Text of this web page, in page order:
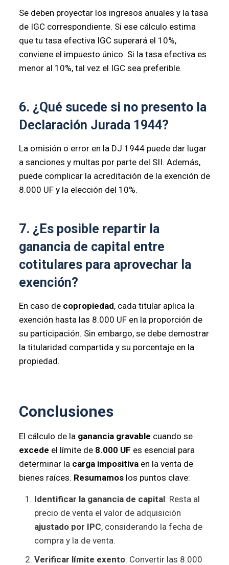
Se deben proyectar los ingresos anuales y la tasa
de IGC correspondiente. Si ese cálculo estima
que tu tasa efectiva IGC superará el 10%,
conviene el impuesto único. Si la tasa efectiva es
menor al 10%, tal vez el IGC sea preferible.
6. ¿Qué sucede si no presento la
Declaración Jurada 1944?
La omisión o error en la DJ 1944 puede dar lugar
a sanciones y multas por parte del SII. Además,
puede complicar la acreditación de la exención de
8.000 UF y la elección del 10%.
7. ¿Es posible repartir la
ganancia de capital entre
cotitulares para aprovechar la
exención?
En caso de copropiedad, cada titular aplica la
exención hasta las 8.000 UF en la proporción de
su participación. Sin embargo, se debe demostrar
la titularidad compartida y su porcentaje en la
propiedad.
Conclusiones
El cálculo de la ganancia gravable cuando se
excede el límite de 8.000 UF es esencial para
determinar la carga impositivaen la venta de
bienes raíces. Resumamoslos puntos clave:
Identificar la ganancia de capital: Resta al
precio de venta el valor de adquisición
ajustado por IPC, considerando la fecha de
compra y la de venta.
Verificar límite exento: Convertir las 8.000